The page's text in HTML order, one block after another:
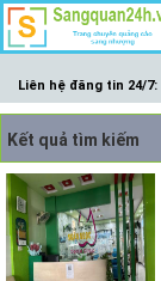
Liên hệ đăng tin 24/7:
Kết quả tìm kiếm